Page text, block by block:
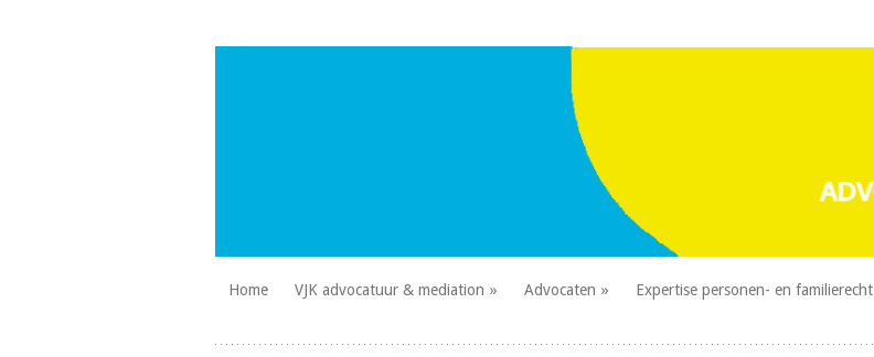
VJK Advocatuur
Skip
content
Home VJK advocatuur & mediation Advocaten Expertise personen- en familierecht